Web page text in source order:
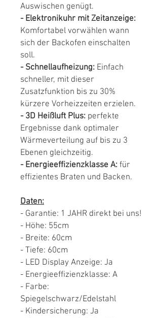
Auswischen genügt.
- Elektronikuhr mit Zeitanzeige:
Komfortabel vorwählen wann
sich der Backofen einschalten
soll.
- Schnellaufheizung: Einfach
schneller, mit dieser
Zusatzfunktion bis zu 30%
kürzere Vorheizzeiten erzielen.
- 3D Heißluft Plus: perfekte
Ergebnisse dank optimaler
Wärmeverteilung auf bis zu 3
Ebenen gleichzeitig.
- Energieeffizienzklasse A: für
effizientes Braten und Backen.
Daten:
- Garantie: 1 JAHR direkt bei uns!
- Höhe: 55cm
- Breite: 60cm
- Tiefe: 60cm
- LED Display Anzeige: Ja
- Energieeffizienzklasse: A
- Farbe:
Spiegelschwarz/Edelstahl
- Kindersicherung: Ja